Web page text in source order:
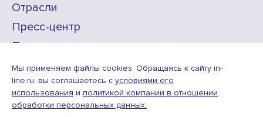
Отрасли
Пресс-центр
Проекты
Карьера
Условия использования веб-сайта
Мы применяем файлы cookies. Обращаясь к сайту in-
line.ru, вы соглашаетесь с условиями его
использования и политикой компании в отношении
обработки персональных данных.